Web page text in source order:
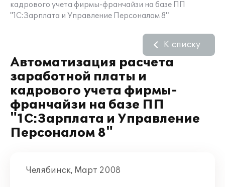
кадрового учета фирмы-франчайзи на базе ПП
"1С:Зарплата и Управление Персоналом 8"
Автоматизация расчета
заработной платы и
кадрового учета фирмы-
франчайзи на базе ПП
"1С:Зарплата и Управление
Персоналом 8"
К списку
Челябинск, Март 2008